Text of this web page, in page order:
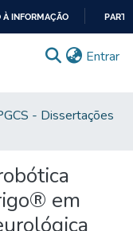
À INFORMAÇÃO
Entrar
- Dissertações
em